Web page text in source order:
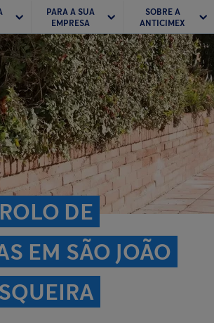
PARA A SUA
EMPRESA
SOBRE A
ANTICIMEX
DE
EM SÃO JOÃO